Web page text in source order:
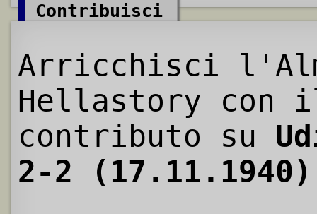
Contribuisci
Arricchisci
Hellastory con
contributo su
2-2 (17.11.1940)